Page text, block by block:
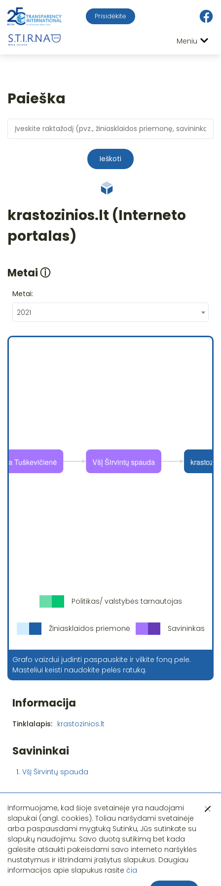
Prisidėkite
Meniu
Paieška
Ieškoti
krastozinios.lt (Interneto
portalas)
Metaiⓘ
Metai:
2021
Politikas/ valstybės tarnautojas
Žiniasklaidos priemonė Savininkas
Grafo vaizdui judinti paspauskite ir vilkite foną pele.
Masteliui keisti naudokite pelės ratuką.
Informacija
Tinklalapis: krastozinios.lt
Savininkai
1. VšĮ Širvintų spauda
Pastebėjote klaidą?
Informuojame, kad šioje svetainėje yra naudojami
slapukai (angl. cookies). Toliau naršydami svetainėje
arba paspausdami mygtuką Sutinku, Jūs sutinkate su
slapukų naudojimu. Savo duotą sutikimą bet kada
galėsite atšaukti pakeisdami savo interneto naršyklės
nustatymus ir ištrindami įrašytus slapukus. Daugiau
informacijos apie slapukus rasite čia